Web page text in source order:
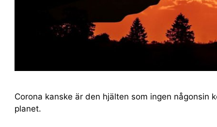
Corona kanske är den hjälten som ingen någonsin
planet.